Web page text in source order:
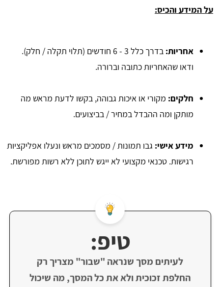
על המידע והכיס:
אחריות:
בדרך כלל 3 - 6 חודשים (תלוי תקלה / חלק).
ודאו שהאחריות כתובה וברורה.
חלקים: מקורי או איכות גבוהה, בקשו לדעת מראש מה
מותקן ומה ההבדל במחיר / בביצועים.
מידע אישי: גבו תמונות / מסמכים מראש ונעלו אפליקציות
רגישות. טכנאי מקצועי לא ייגש לתוכן ללא רשות מפורשת.
טיפ:
לעיתים מסך שנראה "שבור" מצריך רק
החלפת זכוכית ולא את כל המסך, מה שיכול